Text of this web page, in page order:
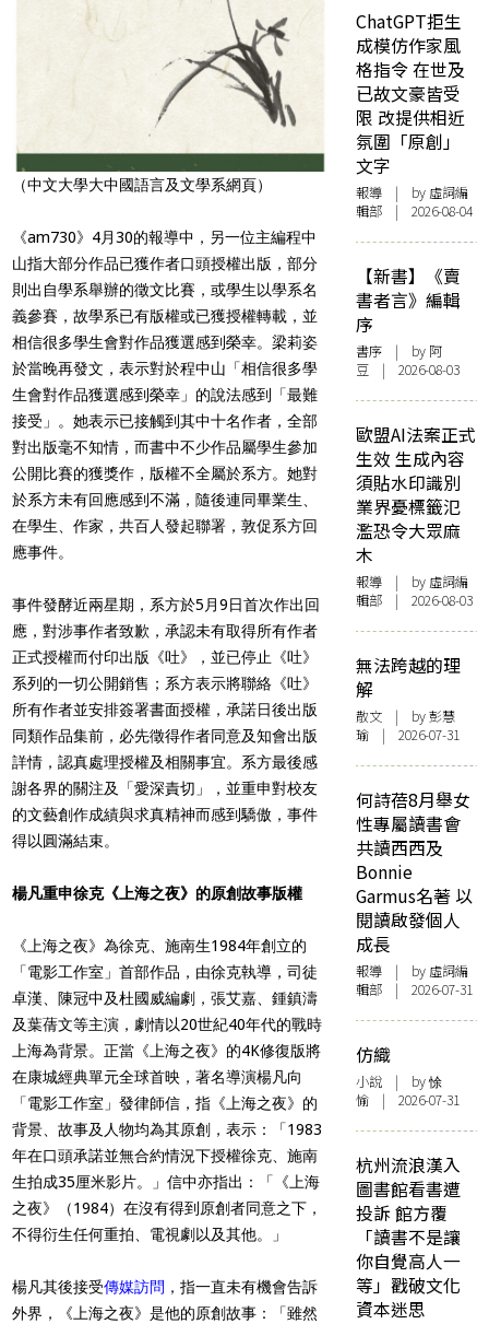
（中文大學大中國語言及文學系網頁）
《am730》4月30的報導中，另一位主編程中
山指大部分作品已獲作者口頭授權出版，部分
則出自學系舉辦的徵文比賽，或學生以學系名
義參賽，故學系已有版權或已獲授權轉載，並
相信很多學生會對作品獲選感到榮幸。梁莉姿
於當晚再發文，表示對於程中山「相信很多學
生會對作品獲選感到榮幸」的說法感到「最難
接受」。她表示已接觸到其中十名作者，全部
對出版毫不知情，而書中不少作品屬學生參加
公開比賽的獲獎作，版權不全屬於系方。她對
於系方未有回應感到不滿，隨後連同畢業生、
在學生、作家，共百人發起聯署，敦促系方回
應事件。
事件發酵近兩星期，系方於5月9日首次作出回
應，對涉事作者致歉，承認未有取得所有作者
正式授權而付印出版《吐》，並已停止《吐》
系列的一切公開銷售；系方表示將聯絡《吐》
所有作者並安排簽署書面授權，承諾日後出版
同類作品集前，必先徵得作者同意及知會出版
詳情，認真處理授權及相關事宜。系方最後感
謝各界的關注及「愛深責切」，並重申對校友
的文藝創作成績與求真精神而感到驕傲，事件
得以圓滿結束。
楊凡重申徐克《上海之夜》的原創故事版權
《上海之夜》為徐克、施南生1984年創立的
「電影工作室」首部作品，由徐克執導，司徒
卓漢、陳冠中及杜國威編劇，張艾嘉、鍾鎮濤
及葉蒨文等主演，劇情以20世紀40年代的戰時
上海為背景。正當《上海之夜》的4K修復版將
在康城經典單元全球首映，著名導演楊凡向
「電影工作室」發律師信，指《上海之夜》的
背景、故事及人物均為其原創，表示：「1983
年在口頭承諾並無合約情況下授權徐克、施南
生拍成35厘米影片。」信中亦指出：「《上海
之夜》（1984）在沒有得到原創者同意之下，
不得衍生任何重拍、電視劇以及其他。」
楊凡其後接受傳媒訪問 ，指一直未有機會告訴
外界，《上海之夜》是他的原創故事：「雖然
ChatGPT拒生
成模仿作家風
格指令 在世及
已故文豪皆受
限 改提供相近
氛圍「原創」
文字
報導 | by 虛詞編
輯部 | 2026-08-04
【新書】《賣
書者言》編輯
序
書序 | by 阿
豆 | 2026-08-03
歐盟AI法案正式
生效 生成內容
須貼水印識別
業界憂標籤氾
濫恐令大眾麻
木
報導 | by 虛詞編
輯部 | 2026-08-03
無法跨越的理
解
散文 | by 彭慧
瑜 | 2026-07-31
何詩蓓8月舉女
性專屬讀書會
共讀西西及
Bonnie
Garmus名著 以
閱讀啟發個人
成長
報導 | by 虛詞編
輯部 | 2026-07-31
仿織
小說 | by 悇
愉 | 2026-07-31
杭州流浪漢入
圖書館看書遭
投訴 館方覆
「讀書不是讓
你自覺高人一
等」戳破文化
資本迷思